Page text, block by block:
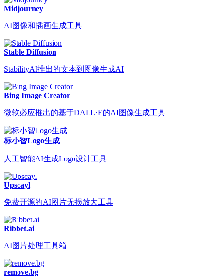
Midjourney
AI图像和插画生成工具
Stable Diffusion
StabilityAI推出的文本到图像生成AI
Bing Image Creator
微软必应推出的基于DALL·E的AI图像生成工具
标小智Logo生成
人工智能AI生成Logo设计工具
Upscayl
免费开源的AI图片无损放大工具
Ribbet.ai
AI图片处理工具箱
remove.bg